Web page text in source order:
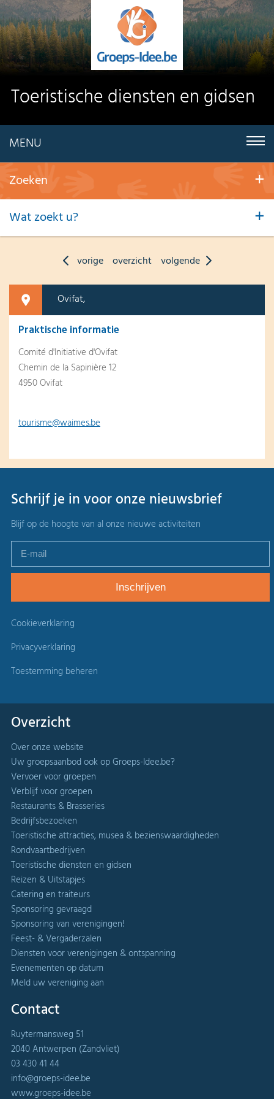
Toeristische diensten en gidsen
MENU
Zoeken
Wat zoekt u?
vorige overzicht volgende
Ovifat,
Praktische informatie
Comité d'Initiative d'Ovifat
Chemin de la Sapinière 12
4950 Ovifat
tourisme@waimes.be
Schrijf je in voor onze nieuwsbrief
Blijf op de hoogte van al onze nieuwe activiteiten
Cookieverklaring
Privacyverklaring
Toestemming beheren
Overzicht
Over onze website
Uw groepsaanbod ook op Groeps-Idee.be?
Vervoer voor groepen
Verblijf voor groepen
Restaurants & Brasseries
Bedrijfsbezoeken
Toeristische attracties, musea & bezienswaardigheden
Rondvaartbedrijven
Toeristische diensten en gidsen
Reizen & Uitstapjes
Catering en traiteurs
Sponsoring gevraagd
Sponsoring van verenigingen!
Feest- & Vergaderzalen
Diensten voor verenigingen & ontspanning
Evenementen op datum
Meld uw vereniging aan
Contact
Ruytermansweg 51
2040 Antwerpen (Zandvliet)
03 430 41 44
info@groeps-idee.be
www.groeps-idee.be